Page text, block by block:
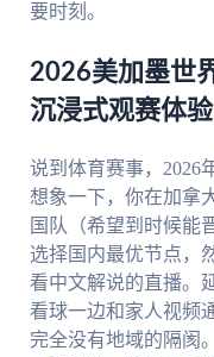
要时刻。
2026美加墨世
沉浸式观赛体验
说到体育赛事，2026
想象一下，你在加拿
国队（希望到时候能
选择国内最优节点，
看中文解说的直播。
看球一边和家人视频
完全没有地域的隔阂